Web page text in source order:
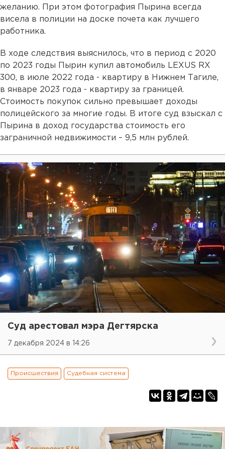
желанию. При этом фотография Пырина всегда
висела в полиции на доске почета как лучшего
работника.
В ходе следствия выяснилось, что в период с 2020
по 2023 годы Пырин купил автомобиль LEXUS RX
300, в июле 2022 года - квартиру в Нижнем Тагиле,
в январе 2023 года - квартиру за границей.
Стоимость покупок сильно превышает доходы
полицейского за многие годы. В итоге суд взыскал с
Пырина в доход государства стоимость его
заграничной недвижимости – 9,5 млн рублей.
Суд арестовал мэра Дегтярска
7 декабря 2024 в 14:26
Происшествия Судебная система